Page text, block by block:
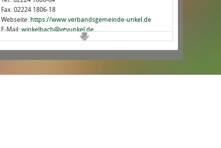
Fax: 02224 1806-18
Webseite: https://www.verbandsgemeinde-unkel.de
E-Mail:winkelbach@vgvunkel.de
Besucheradresse
Stockwerk:Erdgeschoß